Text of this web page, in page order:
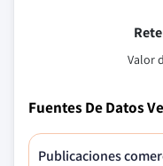
Valor
Fuentes De Datos
Publicaciones